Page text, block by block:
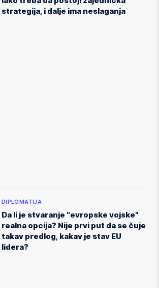
strategija, i dalje ima neslaganja
DIPLOMATIJA
Da li je stvaranje "evropske vojske"
realna opcija? Nije prvi put da se čuje
takav predlog, kakav je stav EU
lidera?